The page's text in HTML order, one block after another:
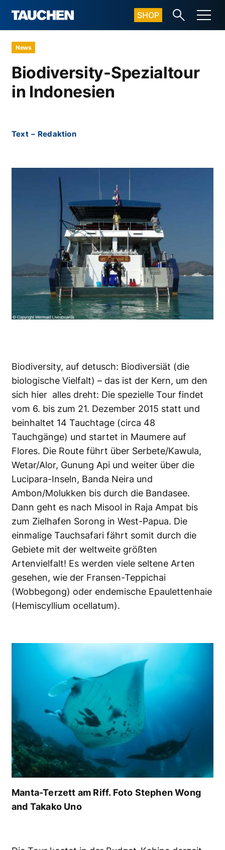
SHOP
News
Biodiversity-Spezialtour
in Indonesien
Text – Redaktion
Biodiversity, auf detusch: Biodiversiät (die
biologische Vielfalt) – das ist der Kern, um den
sich hier alles dreht: Die spezielle Tour findet
vom 6. bis zum 21. Dezember 2015 statt und
beinhaltet 14 Tauchtage (circa 48
Tauchgänge) und startet in Maumere auf
Flores. Die Route führt über Serbete/Kawula,
Wetar/Alor, Gunung Api und weiter über die
Lucipara-Inseln, Banda Neira und
Ambon/Molukken bis durch die Bandasee.
Dann geht es nach Misool in Raja Ampat bis
zum Zielhafen Sorong in West-Papua. Die
einmalige Tauchsafari fährt somit durch die
Gebiete mit der weltweite größten
Artenvielfalt! Es werden viele seltene Arten
gesehen, wie der Fransen-Teppichai
(Wobbegong) oder endemische Epaulettenhaie
(Hemiscyllium ocellatum).
Manta-Terzett am Riff. Foto Stephen Wong
and Takako Uno